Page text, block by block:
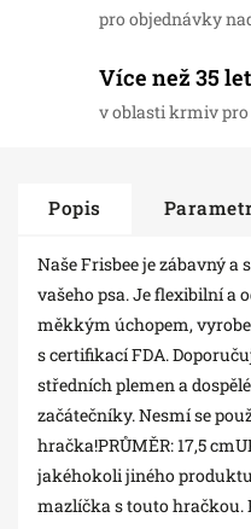
pro objednávky
Více než 35
v oblasti krmiv
Popis
Naše Frisbee je zábavný a
vašeho psa. Je flexibilní a
měkkým úchopem,
s certifikací FDA.
středních plemen a
začátečníky. Nesmí se
hračka!PRŮMĚR: 17,5
jakéhokoli jiného
mazlíčka s touto